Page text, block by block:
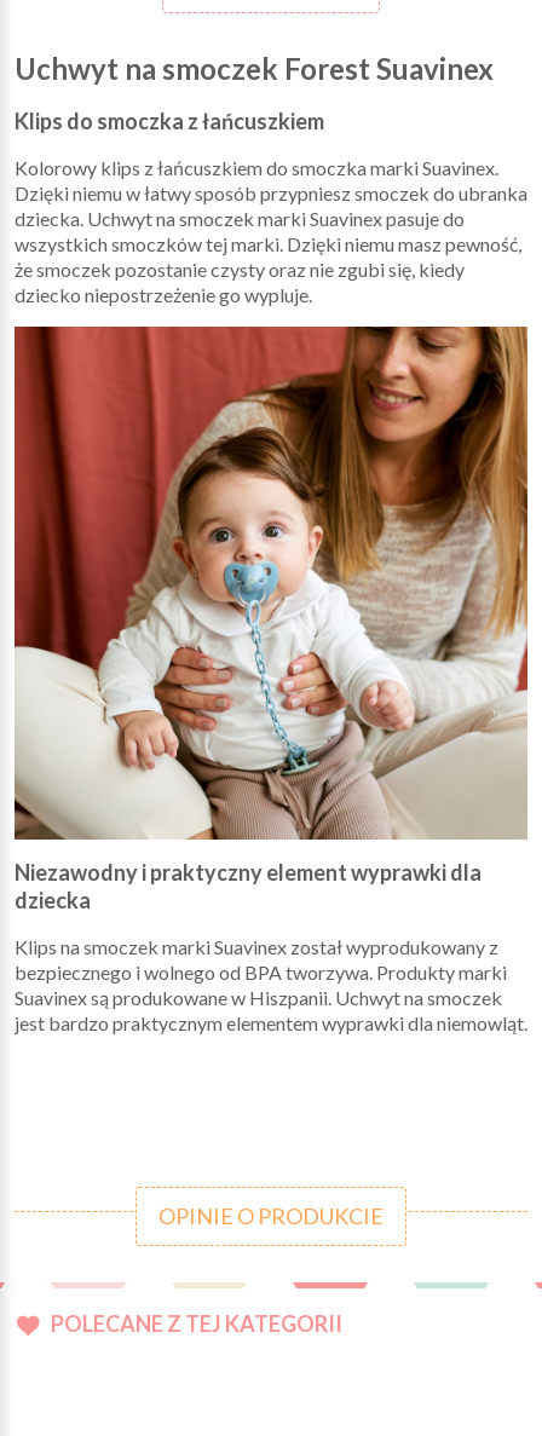
Uchwyt na smoczek Forest Suavinex
Klips do smoczka z łańcuszkiem
Kolorowy klips z łańcuszkiem do smoczka marki Suavinex.
Dzięki niemu w łatwy sposób przypniesz smoczek do ubranka
dziecka. Uchwyt na smoczek marki Suavinex pasuje do
wszystkich smoczków tej marki. Dzięki niemu masz pewność,
że smoczek pozostanie czysty oraz nie zgubi się, kiedy
dziecko niepostrzeżenie go wypluje.
Niezawodny i praktyczny element wyprawki dla
dziecka
Klips na smoczek marki Suavinex został wyprodukowany z
bezpiecznego i wolnego od BPA tworzywa. Produkty marki
Suavinex są produkowane w Hiszpanii. Uchwyt na smoczek
jest bardzo praktycznym elementem wyprawki dla niemowląt.
OPINIE O PRODUKCIE
POLECANE Z TEJ KATEGORII